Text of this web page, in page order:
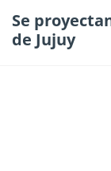
Se
de Jujuy